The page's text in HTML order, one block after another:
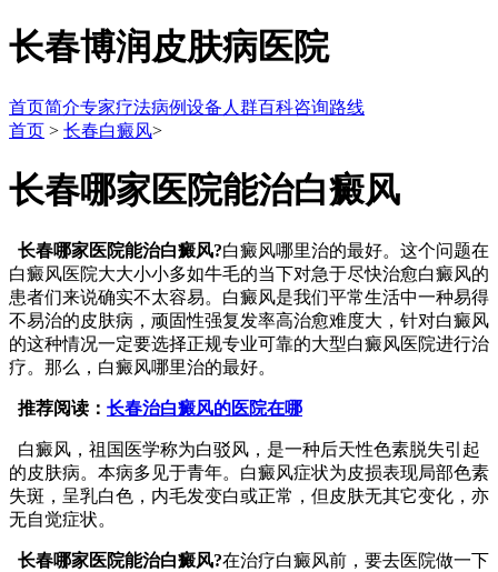
长春博润皮肤病医院
首页简介专家疗法病例设备 人群百科咨询路线
首页 > 长春白癜风>
长春哪家医院能治白癜风
长春哪家医院能治白癜风?白癜风哪里治的最好。这个问题在
白癜风医院大大小小多如牛毛的当下对急于尽快治愈白癜风的
患者们来说确实不太容易。白癜风是我们平常生活中一种易得
不易治的皮肤病，顽固性强复发率高治愈难度大，针对白癜风
的这种情况一定要选择正规专业可靠的大型白癜风医院进行治
疗。那么，白癜风哪里治的最好。
推荐阅读： 长春治白癜风的医院在哪
白癜风，祖国医学称为白驳风，是一种后天性色素脱失引起
的皮肤病。本病多见于青年。白癜风症状为皮损表现局部色素
失斑，呈乳白色，内毛发变白或正常，但皮肤无其它变化，亦
无自觉症状。
长春哪家医院能治白癜风?在治疗白癜风前，要去医院做一下